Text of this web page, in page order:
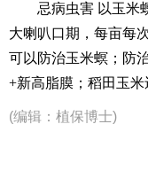
忌病虫害 以玉米螟
大喇叭口期，每亩每
可以防治玉米螟；防
+新高脂膜；稻田玉米
(编辑：植保博士)